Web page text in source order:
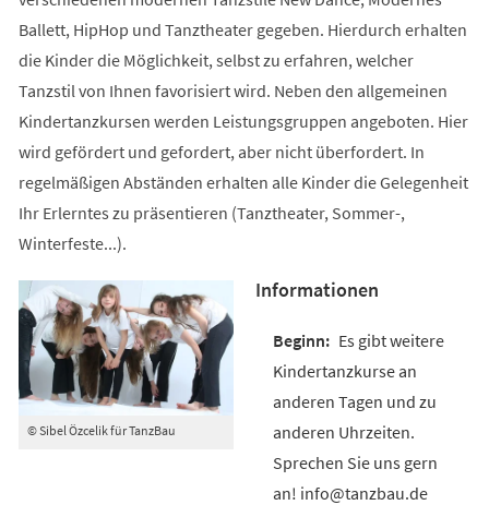
Ballett, HipHop und Tanztheater gegeben. Hierdurch erhalten
die Kinder die Möglichkeit, selbst zu erfahren, welcher
Tanzstil von Ihnen favorisiert wird. Neben den allgemeinen
Kindertanzkursen werden Leistungsgruppen angeboten. Hier
wird gefördert und gefordert, aber nicht überfordert. In
regelmäßigen Abständen erhalten alle Kinder die Gelegenheit
Ihr Erlerntes zu präsentieren (Tanztheater, Sommer-,
Winterfeste...).
© Sibel Özcelik für TanzBau
Informationen
Es gibt weitere
Kindertanzkurse an
anderen Tagen und zu
anderen Uhrzeiten.
Sprechen Sie uns gern
an! info@tanzbau.de